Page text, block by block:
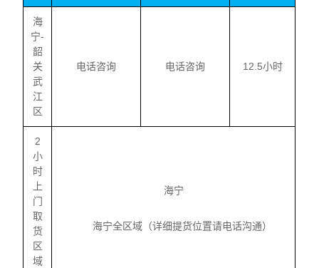
海
宁-
韶
关
武
江
区
电话咨询 电话咨询 12.5小时
2
小
时
上
门
取
货
区
域
海宁
海宁全区域（详细提货位置请电话沟通）